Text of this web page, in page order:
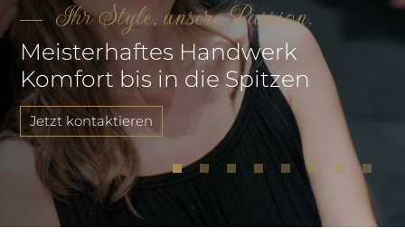
Ihr Style, unsere Passion.
Meisterhaftes Handwerk
Komfort bis in die Spitzen
Jetzt kontaktieren